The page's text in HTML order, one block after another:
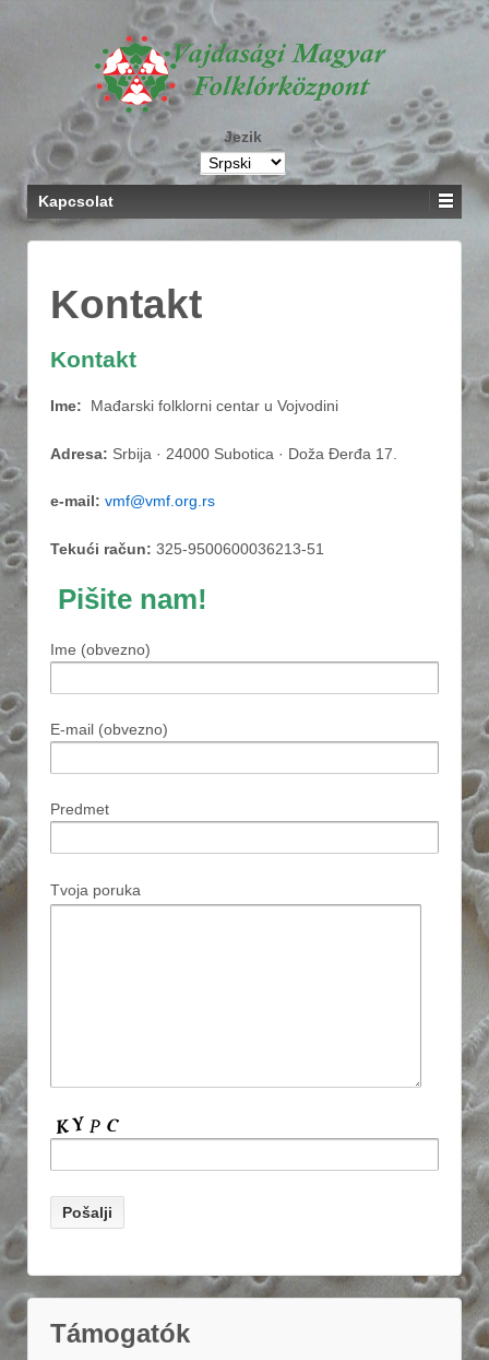
Jezik
Kapcsolat
Kontakt
Kontakt
Ime: Mađarski folklorni centar u Vojvodini
Adresa: Srbija · 24000 Subotica · Doža Đerđa 17.
e-mail: vmf@vmf.org.rs
Tekući račun: 325-9500600036213-51
Pišite nam!
Ime (obvezno)
E-mail (obvezno)
Predmet
Tvoja poruka
Támogatók